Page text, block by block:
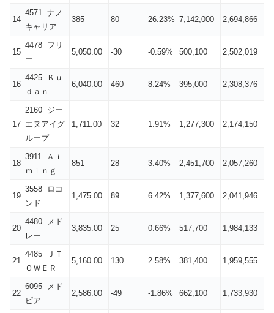
14
4571 ナノ
キャリア
385 80 26.23% 7,142,000 2,694,866
15
4478 フリ
ー
5,050.00 -30 -0.59% 500,100 2,502,019
16
4425 Ｋｕ
ｄａｎ
6,040.00 460 8.24% 395,000 2,308,376
17
2160 ジー
エヌアイグ
ループ
1,711.00 32 1.91% 1,277,300 2,174,150
18
3911 Ａｉ
ｍｉｎｇ
851 28 3.40% 2,451,700 2,057,260
19
3558 ロコ
ンド
1,475.00 89 6.42% 1,377,600 2,041,946
20
4480 メド
レー
3,835.00 25 0.66% 517,700 1,984,133
21
4485 ＪＴ
ＯＷＥＲ
5,160.00 130 2.58% 381,400 1,959,555
22
6095 メド
ピア
2,586.00 -49 -1.86% 662,100 1,733,930